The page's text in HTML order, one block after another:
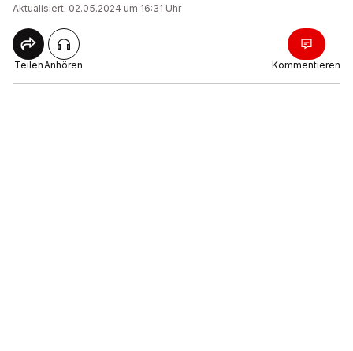
Aktualisiert: 02.05.2024 um 16:31 Uhr
TeilenAnhören Kommentieren